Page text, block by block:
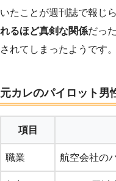
いたことが週刊誌で報じ
れるほど真剣な関係だっ
されてしまったようです。
元カレのパイロット男
項目
職業 航空会社の